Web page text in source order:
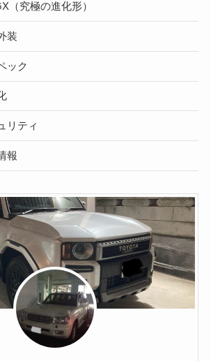
（究極の進化形）
装
ック
リティ
報